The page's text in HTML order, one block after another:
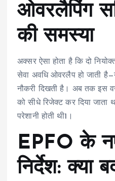
ओवरलैपिंग
की समस्या
अक्सर ऐसा होता है कि दो
सेवा अवधि ओवरलैप हो जाती
नौकरी दिखती है। अब तक इस
को सीधे रिजेक्ट कर दिया जाता
परेशानी होती थी1 ।
EPFO के
निर्देश: क्या